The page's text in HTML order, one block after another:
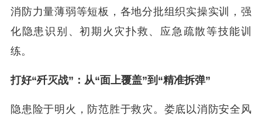
消防力量薄弱等短板，各地分批组织实操实训，强
化隐患识别、初期火灾扑救、应急疏散等技能训
练。
打好“歼灭战”：从“面上覆盖”到“精准拆弹”
隐患险于明火，防范胜于救灾。娄底以消防安全风